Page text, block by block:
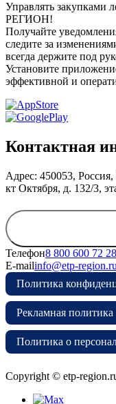
Управлять закупками
РЕГИОН!
Получайте
следите за
всегда держите под
Установите
эффективной и
Контактная
Адрес: 450053,
кт Октября, д. 132/3,
Телефон8 800 600 72 28
E-mailinfo@etp-region.ru
Политика
Рекламная политика
Политика о
Copyright © etp-